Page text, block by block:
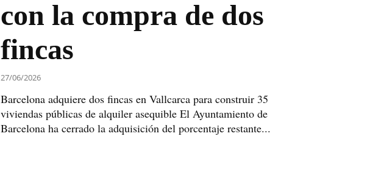
con la compra de dos
fincas
27/06/2026
Barcelona adquiere dos fincas en Vallcarca para construir 35
viviendas públicas de alquiler asequible El Ayuntamiento de
Barcelona ha cerrado la adquisición del porcentaje restante...